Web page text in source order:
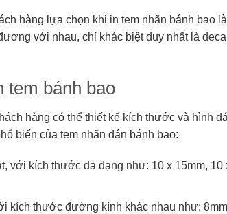
hàng lựa chọn khi in tem nhãn bánh bao là
với nhau, chỉ khác biệt duy nhất là
tem bánh bao
hàng có thể thiết kế kích thước và hình
biến của tem nhãn dán bánh bao:
với kích thước đa dạng như: 10 x 15mm, 10
kích thước đường kính khác nhau như: